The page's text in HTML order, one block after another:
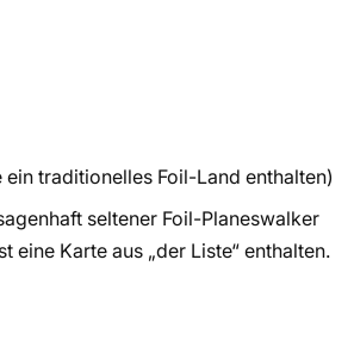
traditionelles Foil-Land enthalten)
seltener Foil-Planeswalker
eine Karte aus „der Liste“ enthalten.